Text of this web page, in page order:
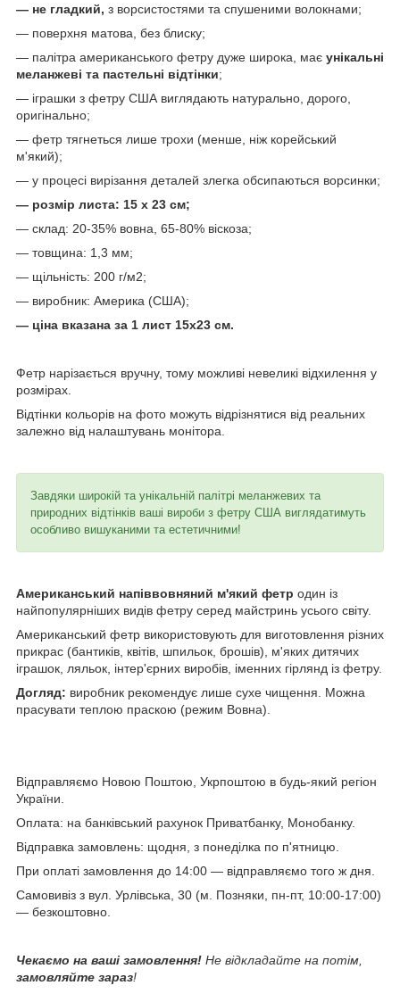
— не гладкий, з ворсистостями та спушеними волокнами;
— поверхня матова, без блиску;
— палітра американського фетру дуже широка, має унікальні
меланжеві та пастельні відтінки;
— іграшки з фетру США виглядають натурально, дорого,
оригінально;
— фетр тягнеться лише трохи (менше, ніж корейський
м'який);
— у процесі вирізання деталей злегка обсипаються ворсинки;
— розмір листа: 15 х 23 см;
— склад: 20-35% вовна, 65-80% віскоза;
— товщина: 1,3 мм;
— щільність: 200 г/м2;
— виробник: Америка (США);
— ціна вказана за 1 лист 15х23 см.
Фетр нарізається вручну, тому можливі невеликі відхилення у
розмірах.
Відтінки кольорів на фото можуть відрізнятися від реальних
залежно від налаштувань монітора.
Завдяки широкій та унікальній палітрі меланжевих та
природних відтінків ваші вироби з фетру США виглядатимуть
особливо вишуканими та естетичними!
Американський напіввовняний м'який фетр один із
найпопулярніших видів фетру серед майстринь усього світу.
Американський фетр використовують для виготовлення різних
прикрас (бантиків, квітів, шпильок, брошів), м'яких дитячих
іграшок, ляльок, інтер'єрних виробів, іменних гірлянд із фетру.
Догляд: виробник рекомендує лише сухе чищення. Можна
прасувати теплою праскою (режим Вовна).
Відправляємо Новою Поштою, Укрпоштою в будь-який регіон
України.
Оплата: на банківський рахунок Приватбанку, Монобанку.
Відправка замовлень: щодня, з понеділка по п'ятницю.
При оплаті замовлення до 14:00 — відправляємо того ж дня.
Самовивіз з вул. Урлівська, 30 (м. Позняки, пн-пт, 10:00-17:00)
— безкоштовно.
Чекаємо на ваші замовлення! Не відкладайте на потім,
замовляйте зараз!